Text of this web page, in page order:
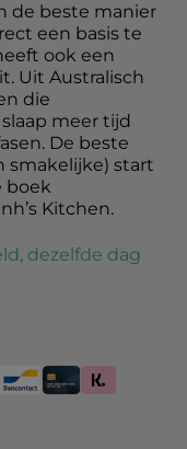
de beste manier
een basis te
ook een
Uit Australisch
die
meer tijd
De beste
smakelijke) start
boek
Kitchen.
dezelfde dag